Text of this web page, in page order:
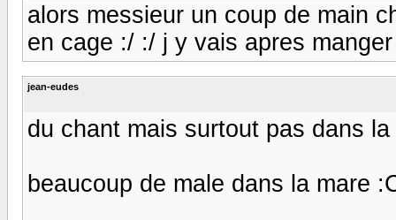
alors messieur un coup de main
en cage :/ :/ j y vais apres
jean-eudes
du chant mais surtout pas dans la
beaucoup de male dans la mare